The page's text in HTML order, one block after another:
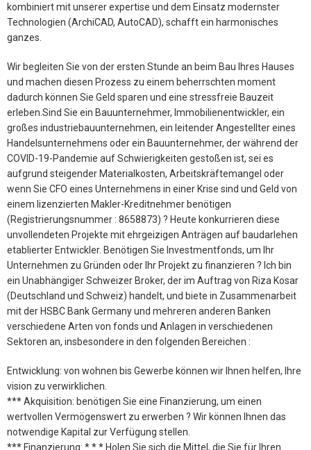
kombiniert mit unserer expertise und dem Einsatz modernster
Technologien (ArchiCAD, AutoCAD), schafft ein harmonisches
ganzes.
Wir begleiten Sie von der ersten Stunde an beim Bau Ihres Hauses
und machen diesen Prozess zu einem beherrschten moment
dadurch können Sie Geld sparen und eine stressfreie Bauzeit
erleben.Sind Sie ein Bauunternehmer, Immobilienentwickler, ein
großes industriebauunternehmen, ein leitender Angestellter eines
Handelsunternehmens oder ein Bauunternehmer, der während der
COVID-19-Pandemie auf Schwierigkeiten gestoßen ist, sei es
aufgrund steigender Materialkosten, Arbeitskräftemangel oder
wenn Sie CFO eines Unternehmens in einer Krise sind und Geld von
einem lizenzierten Makler-Kreditnehmer benötigen
(Registrierungsnummer : 8658873) ? Heute konkurrieren diese
unvollendeten Projekte mit ehrgeizigen Anträgen auf baudarlehen
etablierter Entwickler. Benötigen Sie Investmentfonds, um Ihr
Unternehmen zu Gründen oder Ihr Projekt zu finanzieren ? Ich bin
ein Unabhängiger Schweizer Broker, der im Auftrag von Riza Kosar
(Deutschland und Schweiz) handelt, und biete in Zusammenarbeit
mit der HSBC Bank Germany und mehreren anderen Banken
verschiedene Arten von fonds und Anlagen in verschiedenen
Sektoren an, insbesondere in den folgenden Bereichen :
Entwicklung: von wohnen bis Gewerbe können wir Ihnen helfen, Ihre
vision zu verwirklichen.
*** Akquisition: benötigen Sie eine Finanzierung, um einen
wertvollen Vermögenswert zu erwerben ? Wir können Ihnen das
notwendige Kapital zur Verfügung stellen.
*** Finanzierung: * * * Holen Sie sich die Mittel, die Sie für Ihren